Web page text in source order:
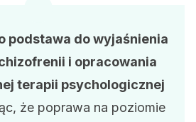
podstawa do wyjaśnienia
i opracowania
terapii psychologicznej
że poprawa na poziomie